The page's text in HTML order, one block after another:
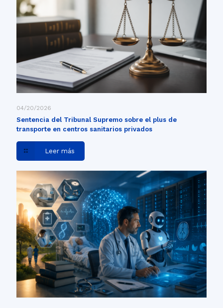
04/20/2026
Sentencia del Tribunal Supremo sobre el plus de
transporte en centros sanitarios privados
Leer más